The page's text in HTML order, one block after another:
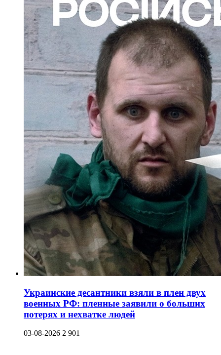
Украинские десантники взяли в плен двух
военных РФ: пленные заявили о больших
потерях и нехватке людей
03-08-2026 2 901